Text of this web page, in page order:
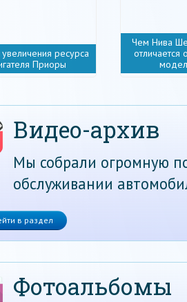
ресурса
Приоры
Чем Нива
отличается
Видео-архив
Мы собрали огромную
обслуживании
в раздел
Фотоальбомы